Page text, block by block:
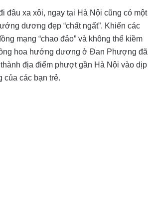
đâu xa xôi, ngay tại Hà Nội cũng có một
dương đẹp “chất ngất”. Khiến các
mạng “chao đảo” và không thể kiềm
hoa hướng dương ở Đan Phượng đã
địa điểm phượt gần Hà Nội vào dịp
của các bạn trẻ.